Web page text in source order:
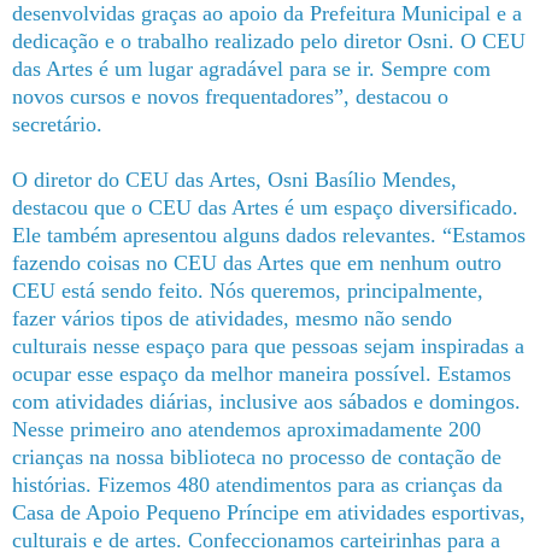
desenvolvidas graças ao apoio da Prefeitura Municipal e a
dedicação e o trabalho realizado pelo diretor Osni. O CEU
das Artes é um lugar agradável para se ir. Sempre com
novos cursos e novos frequentadores”, destacou o
secretário.
O diretor do CEU das Artes, Osni Basílio Mendes,
destacou que o CEU das Artes é um espaço diversificado.
Ele também apresentou alguns dados relevantes. “Estamos
fazendo coisas no CEU das Artes que em nenhum outro
CEU está sendo feito. Nós queremos, principalmente,
fazer vários tipos de atividades, mesmo não sendo
culturais nesse espaço para que pessoas sejam inspiradas a
ocupar esse espaço da melhor maneira possível. Estamos
com atividades diárias, inclusive aos sábados e domingos.
Nesse primeiro ano atendemos aproximadamente 200
crianças na nossa biblioteca no processo de contação de
histórias. Fizemos 480 atendimentos para as crianças da
Casa de Apoio Pequeno Príncipe em atividades esportivas,
culturais e de artes. Confeccionamos carteirinhas para a